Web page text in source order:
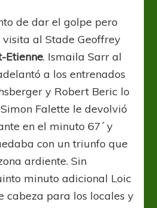
de dar el golpe pero
al Stade Geoffrey
Etienne. Ismaila Sarr al
a los entrenados
y Robert Beric lo
Falette le devolvió
en el minuto 67´ y
con un triunfo que
ardiente. Sin
minuto adicional Loic
cabeza para los locales y